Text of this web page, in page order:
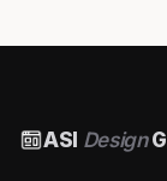
ASI Design